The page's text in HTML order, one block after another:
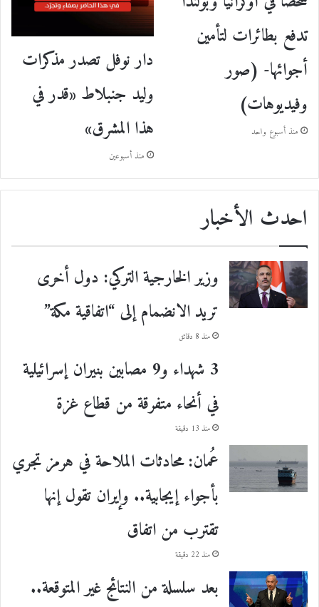
تدفع بطائرات لتأمين
أجوائها- (صور
وفيديوهات)
منذ أسبوع واحد
دار نوفل تصدر مذكرات
وليد جنبلاط «قدر في
هذا المشرق»
منذ أسبوعين
احدث الأخبار
وزير الخارجية التركي: دول أخرى
تريد الانضمام إلى “اتفاقية مكة”
منذ 8 دقائق
3 شهداء و9 مصابين بنيران إسرائيلية
في أنحاء متفرقة من قطاع غزة
منذ 13 دقيقة
عُمان: محادثات الملاحة في هرمز تجري
بأجواء إيجابية.. وإيران تقول إنها
تقترب من اتفاق
منذ 22 دقيقة
بعد سلسلة من النتائج غير المتوقعة..